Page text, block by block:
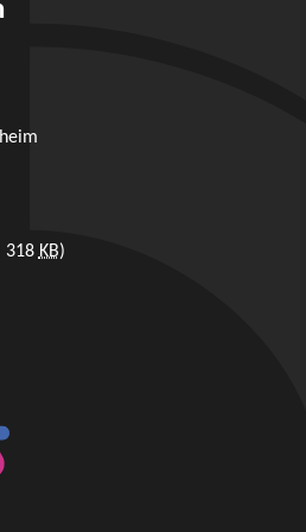
318 KB)